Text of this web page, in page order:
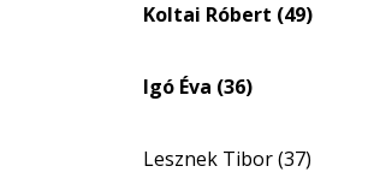
Koltai Róbert (49)
Igó Éva (36)
Lesznek Tibor (37)